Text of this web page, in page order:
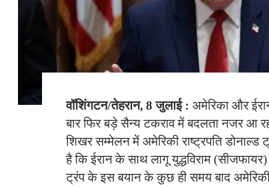
वॉशिंगटन/तेहरान, 8 जुलाई : अमेरिका और
बार फिर बड़े सैन्य टकराव में बदलता नजर आ
शिखर सम्मेलन में अमेरिकी राष्ट्रपति डोनाल्ड
है कि ईरान के साथ लागू युद्धविराम
ट्रंप के इस बयान के कुछ ही समय बाद